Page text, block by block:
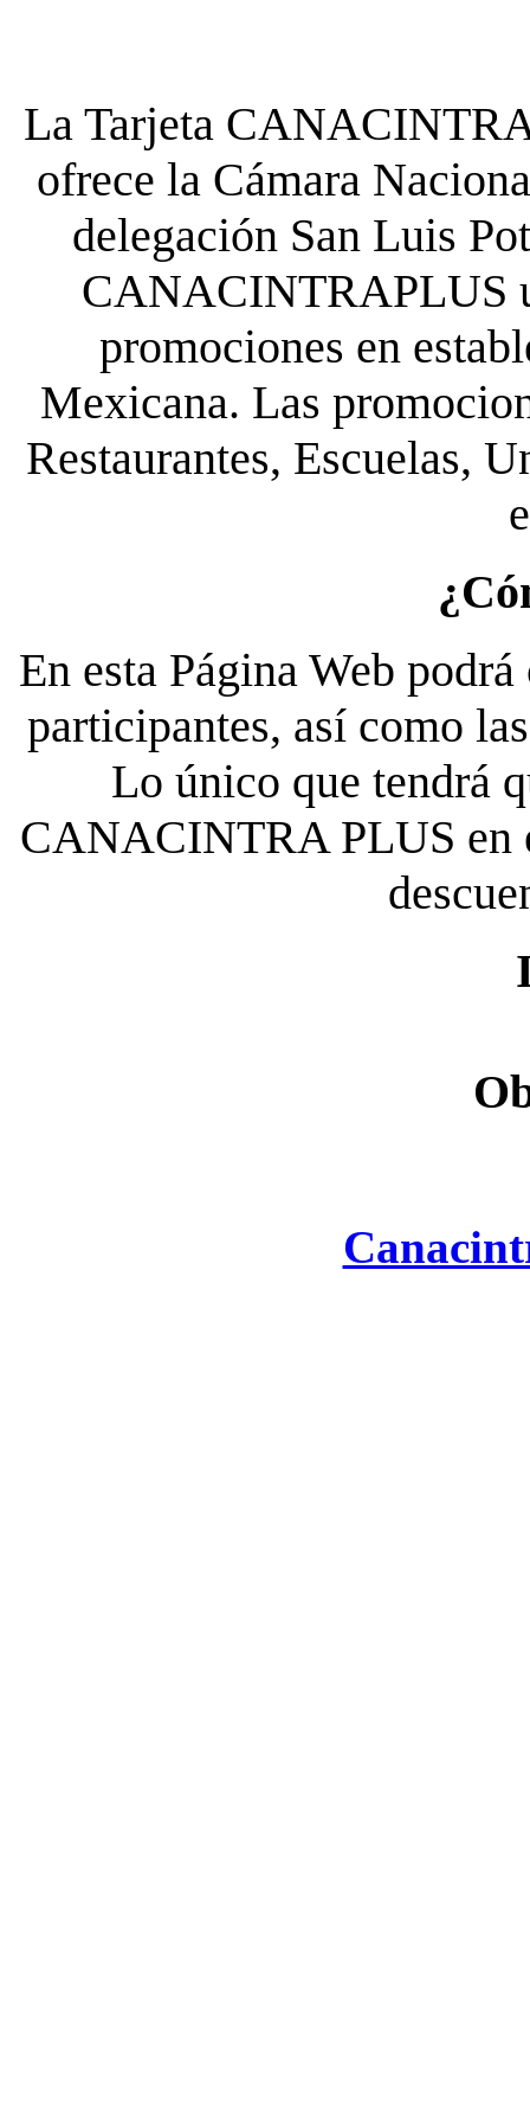
La Tarjeta
ofrece la Cámara
delegación San Luis
CANACINTRAPLUS
promociones en
Mexicana. Las
Restaurantes, Escuelas,
En esta Página Web
participantes, así como
Lo único que tendrá
CANACINTRA PLUS en